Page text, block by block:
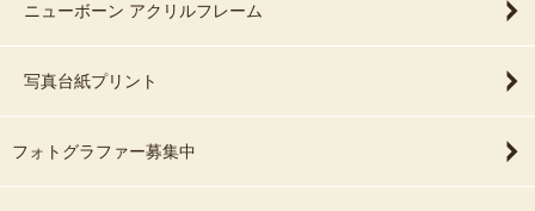
ニューボーン アクリルフレーム
写真台紙プリント
フォトグラファー募集中